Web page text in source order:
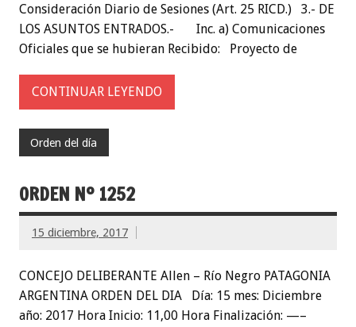
Consideración Diario de Sesiones (Art. 25 RICD.) 3.- DE
LOS ASUNTOS ENTRADOS.- Inc. a) Comunicaciones
Oficiales que se hubieran Recibido: Proyecto de
CONTINUAR LEYENDO
Orden del día
ORDEN Nº 1252
15 diciembre, 2017
CONCEJO DELIBERANTE Allen – Río Negro PATAGONIA
ARGENTINA ORDEN DEL DIA Día: 15 mes: Diciembre
año: 2017 Hora Inicio: 11,00 Hora Finalización: —–